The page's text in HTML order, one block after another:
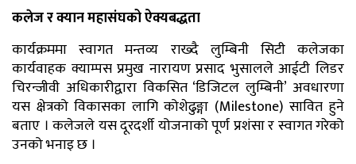
कलेज र क्यान महासंघको ऐक्यबद्धता
कार्यक्रममा स्वागत मन्तव्य राख्दै लुम्बिनी सिटी कलेजका
कार्यवाहक क्याम्पस प्रमुख नारायण प्रसाद भुसालले आईटी लिडर
चिरन्जीवी अधिकारीद्वारा विकसित ‘डिजिटल लुम्बिनी’ अवधारणा
यस क्षेत्रको विकासका लागि कोशेढुङ्गा (Milestone) सावित हुने
बताए । कलेजले यस दूरदर्शी योजनाको पूर्ण प्रशंसा र स्वागत गरेको
उनको भनाइ छ ।